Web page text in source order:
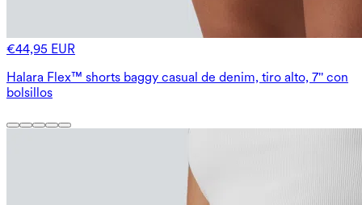
€44,95 EUR
Halara Flex™ shorts baggy casual de denim, tiro alto, 7'' con
bolsillos